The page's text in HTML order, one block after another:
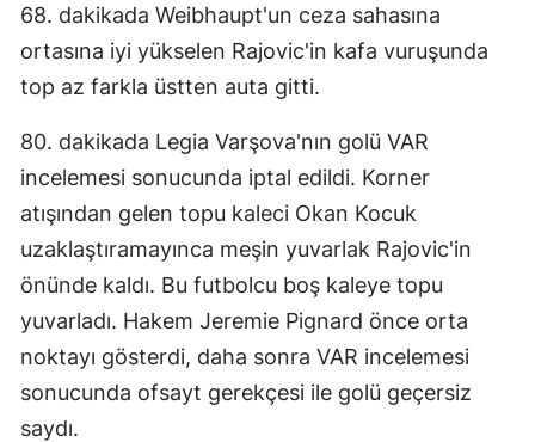
Konya
Manisa
Kahramanmaraş
Mardin
Muğla
Muş
68. dakikada Weibhaupt'un ceza sahasına
ortasına iyi yükselen Rajovic'in kafa vuruşunda
top az farkla üstten auta gitti.
80. dakikada Legia Varşova'nın golü VAR
incelemesi sonucunda iptal edildi. Korner
atışından gelen topu kaleci Okan Kocuk
uzaklaştıramayınca meşin yuvarlak Rajovic'in
önünde kaldı. Bu futbolcu boş kaleye topu
yuvarladı. Hakem Jeremie Pignard önce orta
noktayı gösterdi, daha sonra VAR incelemesi
sonucunda ofsayt gerekçesi ile golü geçersiz
saydı.